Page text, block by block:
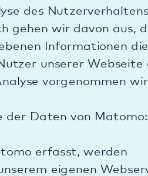
an einen Server von
gewonnenen
an Dritte
gesetzlich vorgeschrieben
Daten von Google in
der erhaltenen
zumindest einzelner